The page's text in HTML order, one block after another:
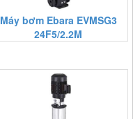
Máy bơm Ebara EVMSG3
24F5/2.2M